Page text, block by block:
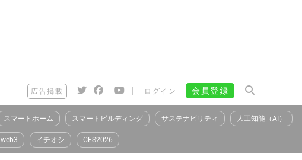
広告掲載 | ログイン 会員登録
スマートホーム スマートビルディング サステナビリティ 人工知能（AI）
web3 イチオシ CES2026